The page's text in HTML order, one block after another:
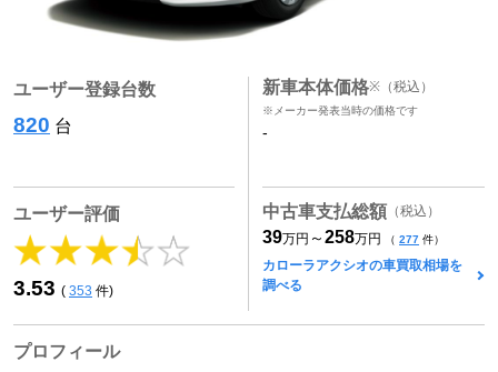
ユーザー登録台数
820 台
ユーザー評価
3.53 ( 353 件)
新車本体価格※ （税込）
※メーカー発表当時の価格です
-
中古車支払総額 （税込）
39万円 ～258万円 （ 277 件）
カローラアクシオの車買取相場を
調べる
プロフィール